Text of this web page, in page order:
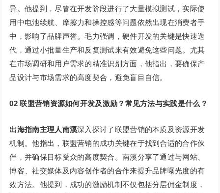
异。他提到，尽管在开发阶段进行了大量模拟测试，实际使
用中电池续航、摩擦力和操控感等问题依然出现在消费者手
中，影响了品牌声誉。毛力强调，硬件开发的关键是快速迭
代，通过小批量生产和反复测试来有效避免这些问题。尤其
在市场调研和用户需求的精准识别方面，他指出，要确保产
品设计与市场需求的高度契合，避免盲目自信。
02 联盟营销资源如何开发及激励？常见方法与实践是什么？
出海指南主理人南溪深入探讨了联盟营销的本质及资源开发
机制。他指出，联盟营销的成功关键在于找到合适的合作伙
伴，并确保目标受众的高度契合。南溪分享了通过与网站、
博客、社交媒体及内容创作者的合作来提升品牌曝光度的有
效方法。他提到，成功的激励机制不仅包括分层佣金制度，